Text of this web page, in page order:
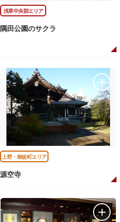
浅草中央部エリア
隅田公園のサクラ
上野・御徒町エリア
源空寺